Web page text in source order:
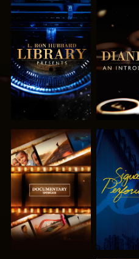
UTFORSKA
SERIEN
UTFORSKA
SERIEN